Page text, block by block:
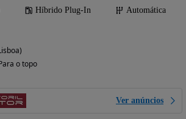
Híbrido Plug-In
Automática
o topo
Ver anúncios